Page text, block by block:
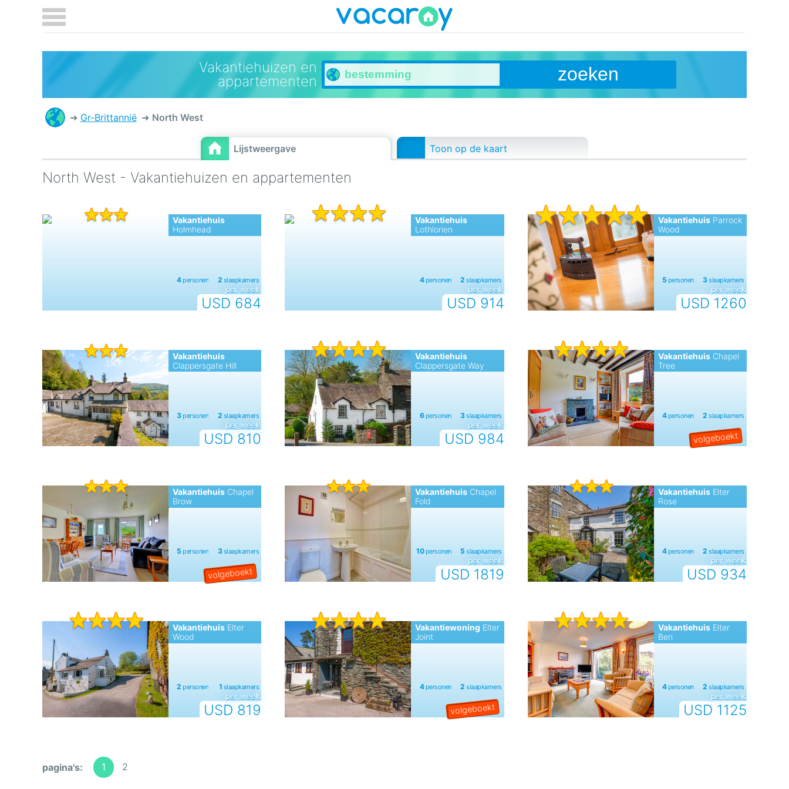
Vakantiehuizen en
appartementen
zoeken
Gr-Brittannië North West
Lijstweergave Toon op de kaart
North West - Vakantiehuizen en appartementen
Vakantiehuis
Holmhead
USD 684
per week
Vakantiehuis
Lothlorien
USD 914
per week
VakantiehuisParrock
Wood
USD 1260
per week
Vakantiehuis
Clappersgate Hill
USD 810
per week
Vakantiehuis
Clappersgate Way
USD 984
per week
VakantiehuisChapel
Tree
Vakantiehuis Chapel
Brow
Vakantiehuis Chapel
Fold
USD 1819
per week
VakantiehuisElter
Rose
USD 934
per week
Vakantiehuis Elter
Wood
USD 819
per week
Vakantiewoning Elter
Joint
VakantiehuisElter
Ben
USD 1125
per week
pagina's: 1 2